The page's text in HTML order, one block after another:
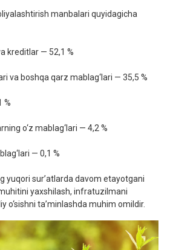
manbalari quyidagicha
kreditlar — 52,1 %
va boshqa qarz mablag‘lari — 35,5 %
%
o‘z mablag‘lari — 4,2 %
— 0,1 %
yuqori sur’atlarda davom etayotgani
yaxshilash, infratuzilmani
o‘sishni ta’minlashda muhim omildir.